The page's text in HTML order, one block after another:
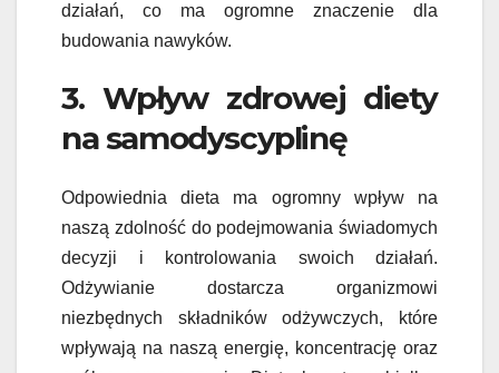
działań, co ma ogromne znaczenie dla
budowania nawyków.
3. Wpływ zdrowej diety
na samodyscyplinę
Odpowiednia dieta ma ogromny wpływ na
naszą zdolność do podejmowania świadomych
decyzji i kontrolowania swoich działań.
Odżywianie dostarcza organizmowi
niezbędnych składników odżywczych, które
wpływają na naszą energię, koncentrację oraz